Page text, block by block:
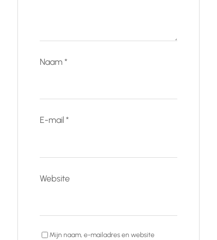
Naam*
E-mail*
Website
Mijn naam, e-mailadres en website